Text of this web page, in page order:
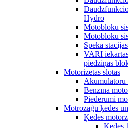
Hydro
Motobloku
Motobloku
Spēka
VARI
piedziņas
Motorizētās slotas
Akumulatoru
Benzīna
Piederumi
Motrozāģu ķēdes
Ķēdes
Ķēdes